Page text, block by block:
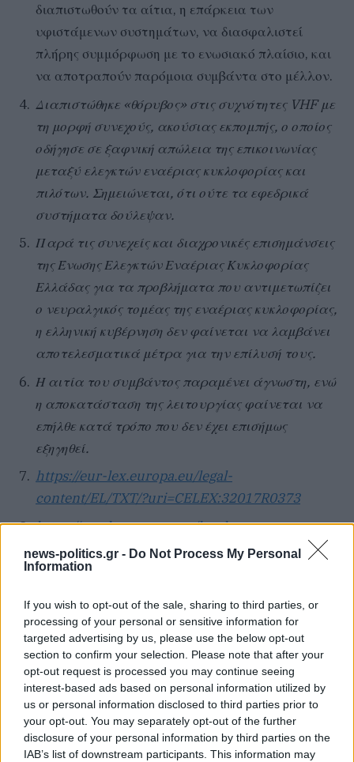
news-politics.gr - Do Not Process My Personal
Information
If you wish to opt-out of the sale, sharing to third parties, or
processing of your personal or sensitive information for
targeted advertising by us, please use the below opt-out
section to confirm your selection. Please note that after your
opt-out request is processed you may continue seeing
interest-based ads based on personal information utilized by
us or personal information disclosed to third parties prior to
your opt-out. You may separately opt-out of the further
disclosure of your personal information by third parties on the
IAB’s list of downstream participants. This information may
διαπιστωθούν τα αίτια, η επάρκεια των
υφιστάμενων συστημάτων, να διασφαλιστεί
πλήρης συμμόρφωση με το ενωσιακό πλαίσιο, και
να αποτραπούν παρόμοια συμβάντα στο μέλλον.
Διαπιστώθηκε «θόρυβος» στις συχνότητες VHF με
τη μορφή συνεχούς, ακούσιας εκπομπής, ο οποίος
οδήγησε σε ξαφνική απώλεια της επικοινωνίας
μεταξύ ελεγκτών εναέριας κυκλοφορίας και
πιλότων. Σημειώνεται, ότι ούτε τα εφεδρικά
συστήματα δούλεψαν.
Παρά τις συνεχείς και διαχρονικές επισημάνσεις
της Ένωσης Ελεγκτών Εναέριας Κυκλοφορίας
Ελλάδας για τα προβλήματα που αντιμετωπίζει
ο νευραλγικός τομέας της εναέριας κυκλοφορίας,
η ελληνική κυβέρνηση δεν φαίνεται να λαμβάνει
αποτελεσματικά μέτρα για την επίλυσή τους.
Η αιτία του συμβάντος παραμένει άγνωστη, ενώ
η αποκατάσταση της λειτουργίας φαίνεται να
επήλθε κατά τρόπο που δεν έχει επισήμως
εξηγηθεί.
https://eur-lex.europa.eu/legal-
content/EL/TXT/?uri=CELEX:32017R0373
https://eur-lex.europa.eu/legal-
content/EL/TXT/?uri=CELEX:32014R0376
Μέσω τεχνικών κλιμακίων από τη DG MOVE, το
EUROCONTROL, την EASA και την κοινή
επιχείρηση SESAR
ΣΥΝΕΧΊΣΤΕ ΝΑ ΔΙΑΒΆΖΕΤΕ